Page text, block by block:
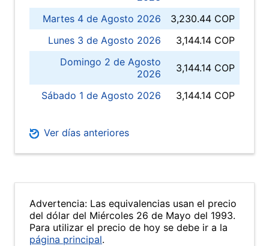
Martes 4 de Agosto 2026
3,230.44 COP
Lunes 3 de Agosto 2026
3,144.14 COP
Domingo 2 de Agosto
2026
3,144.14 COP
Sábado 1 de Agosto 2026 3,144.14 COP
Ver días anteriores
Advertencia: Las equivalencias usan el precio
del dólar del Miércoles 26 de Mayo del 1993.
Para utilizar el precio de hoy se debe ir a la
página principal.